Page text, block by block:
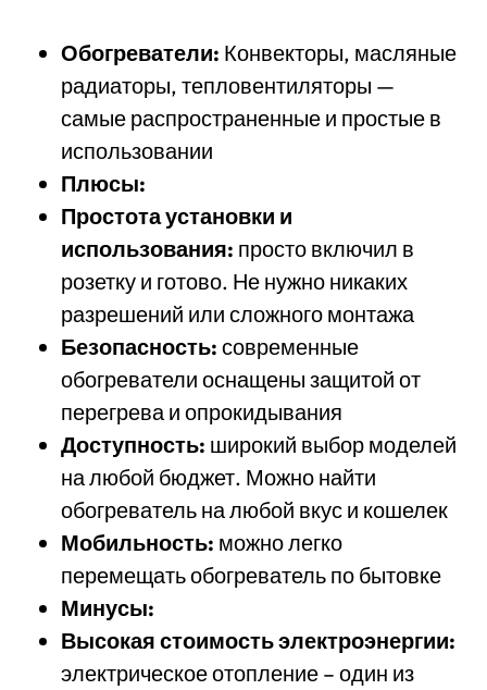
Обогреватели: Конвекторы, масляные
радиаторы, тепловентиляторы —
самые распространенные и простые в
использовании
Плюсы:
Простота установки и
использования: просто включил в
розетку и готово. Не нужно никаких
разрешений или сложного монтажа
Безопасность: современные
обогреватели оснащены защитой от
перегрева и опрокидывания
Доступность: широкий выбор моделей
на любой бюджет. Можно найти
обогреватель на любой вкус и кошелек
Мобильность: можно легко
перемещать обогреватель по бытовке
Минусы:
Высокая стоимость электроэнергии:
электрическое отопление – один из